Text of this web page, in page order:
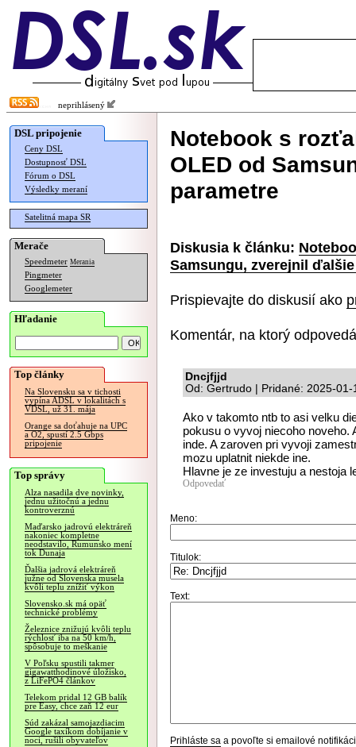
neprihlásený
DSL pripojenie
Ceny DSL
Dostupnosť DSL
Fórum o DSL
Výsledky meraní
Satelitná mapa SR
Merače
Speedmeter Merania
Pingmeter
Googlemeter
Hľadanie
Top články
Na Slovensku sa v tichosti
vypína ADSL v lokalitách s
VDSL, už 31. mája
Orange sa doťahuje na UPC
a O2, spustí 2.5 Gbps
pripojenie
Top správy
Alza nasadila dve novinky,
jednu užitočnú a jednu
kontroverznú
Maďarsko jadrovú elektráreň
nakoniec kompletne
neodstavilo, Rumunsko mení
tok Dunaja
Ďalšia jadrová elektráreň
južne od Slovenska musela
kvôli teplu znížiť výkon
Slovensko.sk má opäť
technické problémy
Železnice znižujú kvôli teplu
rýchlosť iba na 50 km/h,
spôsobuje to meškanie
V Poľsku spustili takmer
gigawatthodinové úložisko,
z LiFePO4 článkov
Telekom pridal 12 GB balík
pre Easy, chce zaň 12 eur
Súd zakázal samojazdiacim
Google taxíkom dobíjanie v
noci, rušili obyvateľov
Notebook s
OLED od
parametre
Diskusia k článku:
Samsungu, zverejnil
Prispievajte do diskusií ako
Komentár, na ktorý
Dncjfjjd
Od: Gertrudo | Pridané: 2025-01-
Ako v takomto ntb to asi velku
pokusu o vyvoj niecoho noveho.
inde. A zaroven pri vyvoji
mozu uplatnit niekde ine.
Hlavne je ze investuju a nestoja
Odpovedať
Meno:
Titulok:
Text:
Prihláste sa a povoľte si emailové